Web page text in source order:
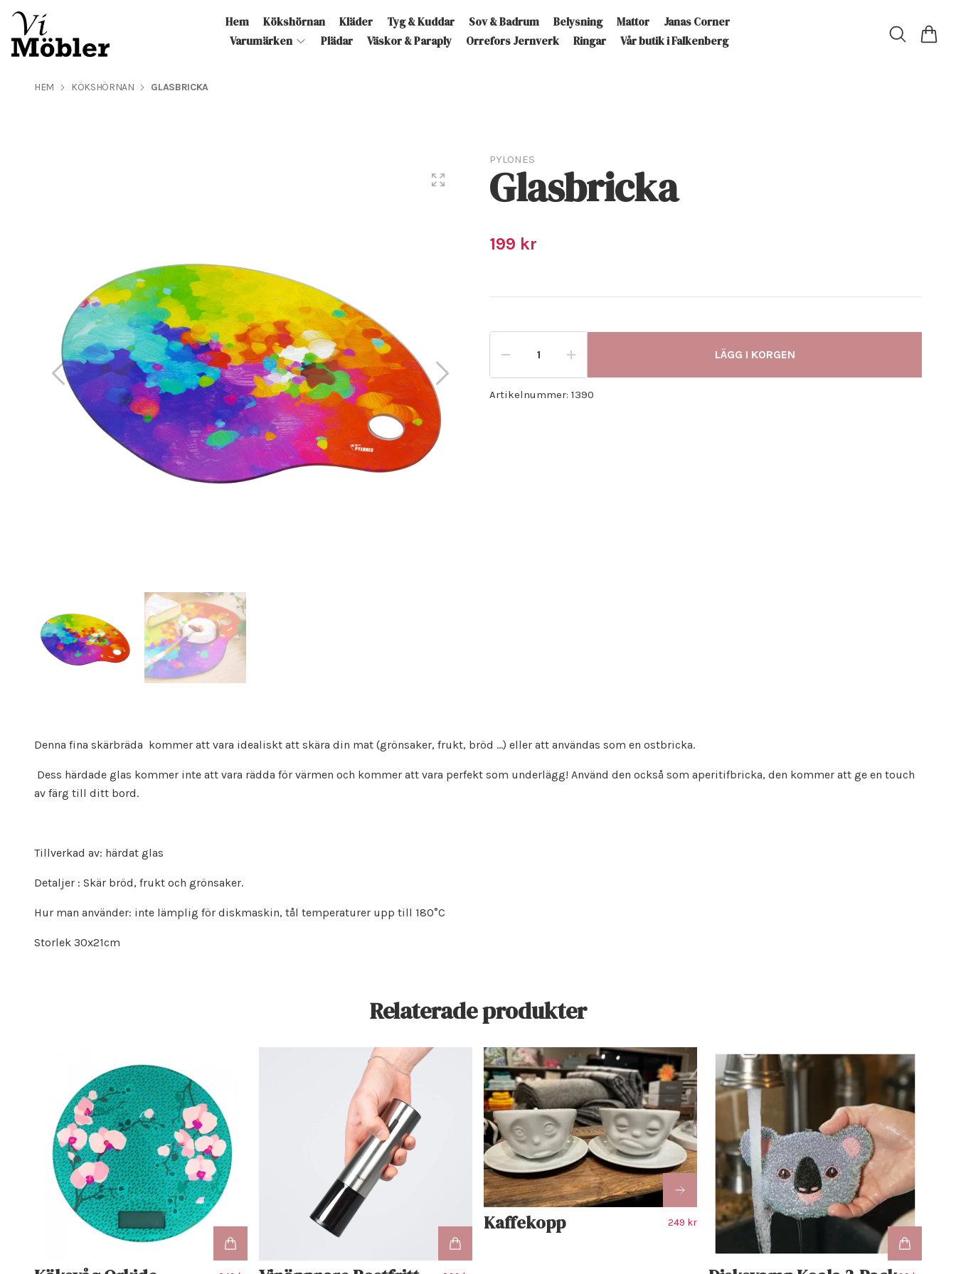
Hem Kökshörnan Kläder Tyg & Kuddar Sov & Badrum Belysning Mattor
Janas Corner
Varumärken
Plädar Väskor & Paraply Orrefors Jernverk Ringar Vår butik i Falkenberg
HEM KÖKSHÖRNAN GLASBRICKA
PYLONES
Glasbricka
199 kr
LÄGG I KORGEN
Artikelnummer: 1390
Denna fina skärbräda kommer att vara idealiskt att skära din mat (grönsaker, frukt, bröd ...) eller att användas som en ostbricka.
Dess härdade glas kommer inte att vara rädda för värmen och kommer att vara perfekt som underlägg! Använd den också som aperitifbricka, den kommer att ge en touch
av färg till ditt bord.
Tillverkad av: härdat glas
Detaljer : Skär bröd, frukt och grönsaker.
Hur man använder: inte lämplig för diskmaskin, tål temperaturer upp till 180°C
Storlek 30x21cm
Relaterade produkter
Kaffekopp 249 kr